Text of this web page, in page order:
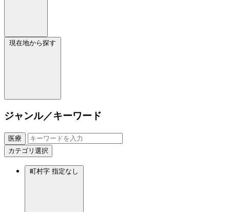
現在地から探す
ジャンル／キーワード
医療
カテゴリ選択
町村字 指定なし